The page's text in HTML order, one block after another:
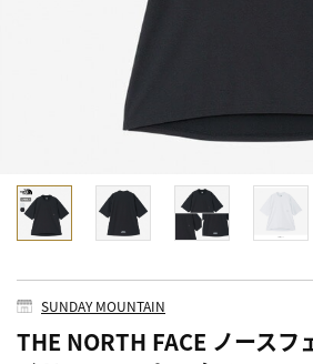
SUNDAY MOUNTAIN
THE NORTH FACE ノースフ